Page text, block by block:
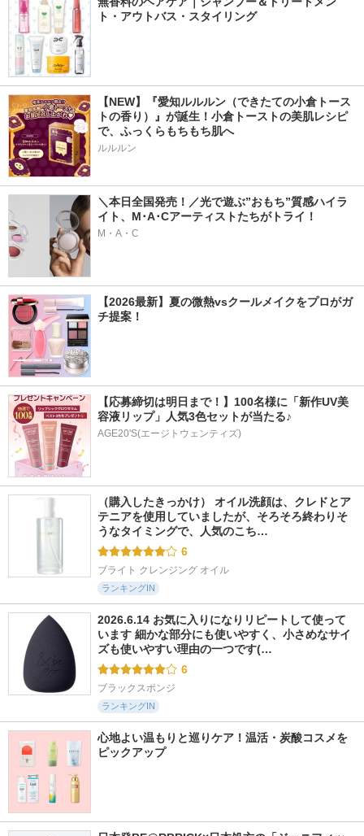
ト・アウトバス・スタイリング
【NEW】『愛知ルルルン（できたての小倉トース
トの香り）』が誕生！小倉トーストの美肌レシピ
で、ふっくらもちもち肌へ
ルルルン
＼本日全国発売！／光で遊ぶ”おもち”質感ハイラ
イト、M･A･Cアーティストたちがトライ！
M・A・C
【2026最新】夏の微熱vsクールメイクをプロがガ
チ提案！
【応募締切は明日まで！】100名様に「新作UV美
容液リップ」人気3色セットが当たる♪
AGE20'S(エージトウェンティズ)
（購入したきっかけ） オイル洗顔は、クレドとア
テニアを使用していましたが、そろそろ終わりそ
うなタイミングで、人気のこち…
6
ブライト クレンジング オイル
ランキングIN
2026.6.14 お気に入りになりリピートして使って
います 細かな部分にも使いやすく、小さめなサイ
ズも使いやすい理由の一つです(…
6
ブラックスポンジ
ランキングIN
心地よい温もりと巡りケア！温活・炭酸コスメを
ピックアップ